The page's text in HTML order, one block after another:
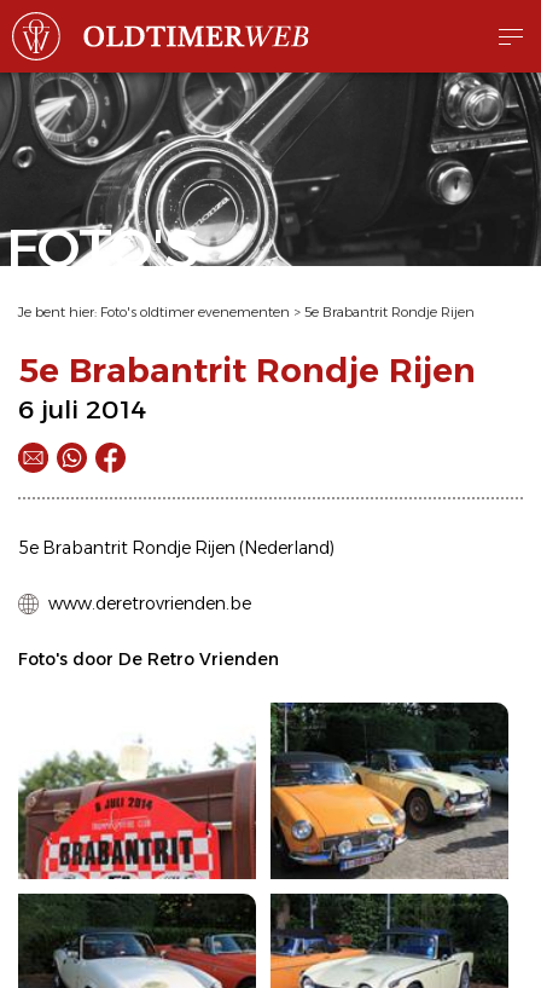
FOTO'S
Je bent hier: Foto's oldtimer evenementen > 5e Brabantrit Rondje Rijen
5e Brabantrit Rondje Rijen
6 juli 2014
5e Brabantrit Rondje Rijen (Nederland)
www.deretrovrienden.be
Foto's door De Retro Vrienden